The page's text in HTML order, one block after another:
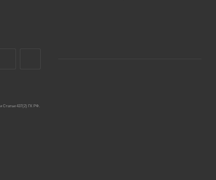
Статьи 437(2) ГК РФ.